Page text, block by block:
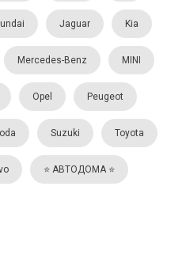
Jaguar Kia
Mercedes-Benz MINI
Opel Peugeot
Suzuki Toyota
⭐️ АВТОДОМА ⭐️